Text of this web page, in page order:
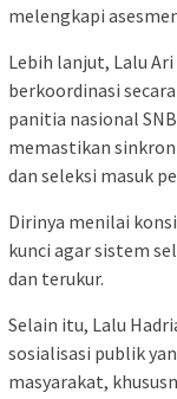
melengkapi
Lebih lanjut, Lalu
berkoordinasi
panitia nasional
memastikan
dan seleksi masuk
Dirinya menilai
kunci agar sistem
dan terukur.
Selain itu, Lalu
sosialisasi publik
masyarakat,